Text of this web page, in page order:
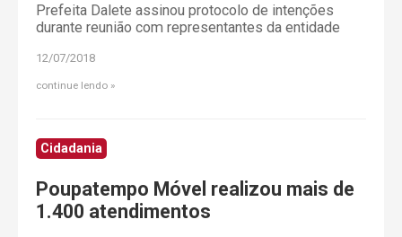
Prefeita Dalete assinou protocolo de intenções
durante reunião com representantes da entidade
12/07/2018
continue lendo
Cidadania
Poupatempo Móvel realizou mais de
1.400 atendimentos